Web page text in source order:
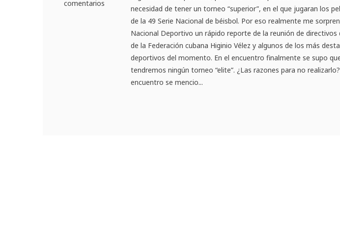
comentarios
necesidad de tener un torneo “superior”, en el que jugaran los
de la 49 Serie Nacional de béisbol. Por eso realmente me
Nacional Deportivo un rápido reporte de la reunión de
de la Federación cubana Higinio Vélez y algunos de los más
deportivos del momento. En el encuentro finalmente se supo
tendremos ningún torneo “elite”. ¿Las razones para no
encuentro se mencio...